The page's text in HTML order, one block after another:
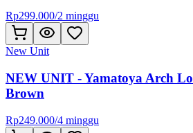
Rp299.000/2 minggu
New Unit
NEW UNIT - Yamatoya Arch
Brown
Rp249.000/4 minggu